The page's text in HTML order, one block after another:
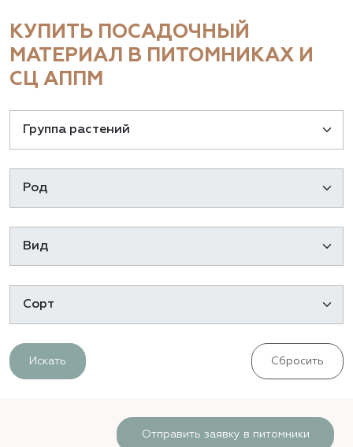
КУПИТЬ ПОСАДОЧНЫЙ
МАТЕРИАЛ В ПИТОМНИКАХ И
СЦ АППМ
Искать Сбросить
Отправить заявку в питомники